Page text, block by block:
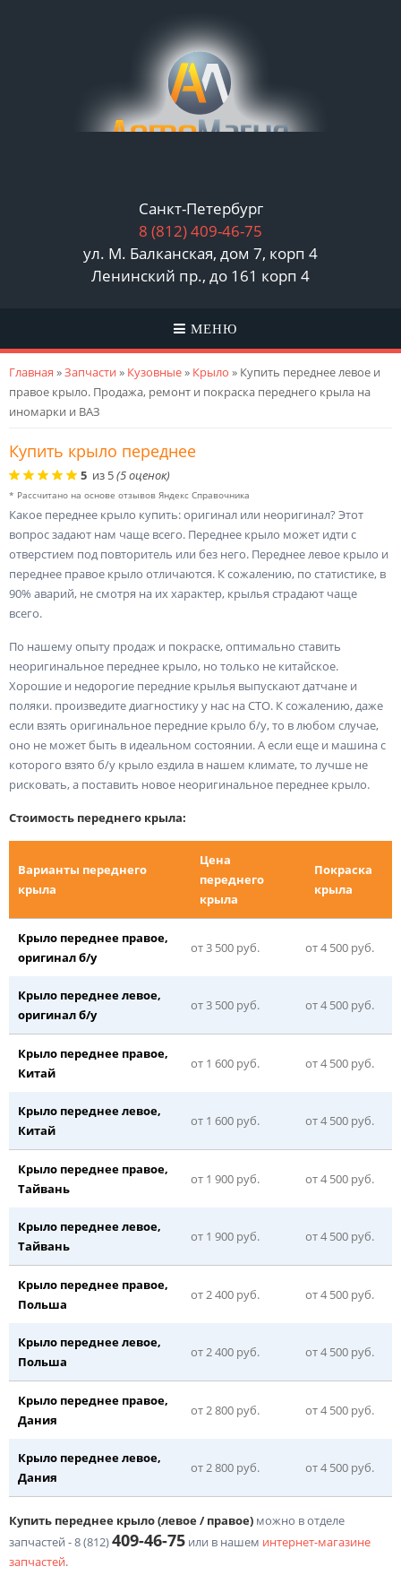
Санкт-Петербург
8 (812)409-46-75
ул. М. Балканская, дом 7, корп 4
Ленинский пр., до 161 корп 4
МЕНЮ
Вы здесь
Главная »Запчасти» Кузовные» Крыло » Купить переднее левое и
правое крыло. Продажа, ремонт и покраска переднего крыла на
иномарки и ВАЗ
Купить крыло переднее
5 из 5(5оценок)
* Рассчитано на основе отзывов Яндекс Справочника
Какое переднее крыло купить: оригинал или неоригинал? Этот
вопрос задают нам чаще всего. Переднее крыло может идти с
отверстием под повторитель или без него. Переднее левое крыло и
переднее правое крыло отличаются. К сожалению, по статистике, в
90% аварий, не смотря на их характер, крылья страдают чаще
всего.
По нашему опыту продаж и покраске, оптимально ставить
неоригинальное переднее крыло, но только не китайское.
Хорошие и недорогие передние крылья выпускают датчане и
поляки. произведите диагностику у нас на СТО. К сожалению, даже
если взять оригинальное передние крыло б/у, то в любом случае,
оно не может быть в идеальном состоянии. А если еще и машина с
которого взято б/у крыло ездила в нашем климате, то лучше не
рисковать, а поставить новое неоригинальное переднее крыло.
Стоимость переднего крыла:
Варианты переднего
крыла
Цена
переднего
крыла
Покраска
крыла
Крыло переднее правое,
оригинал б/у
от 3 500 руб. от 4 500 руб.
Крыло переднее левое,
оригинал б/у
от 3 500 руб. от 4 500 руб.
Крыло переднее правое,
Китай
от 1 600 руб. от 4 500 руб.
Крыло переднее левое,
Китай
от 1 600 руб. от 4 500 руб.
Крыло переднее правое,
Тайвань
от 1 900 руб. от 4 500 руб.
Крыло переднее левое,
Тайвань
от 1 900 руб. от 4 500 руб.
Крыло переднее правое,
Польша
от 2 400 руб. от 4 500 руб.
Крыло переднее левое,
Польша
от 2 400 руб. от 4 500 руб.
Крыло переднее правое,
Дания
от 2 800 руб. от 4 500 руб.
Крыло переднее левое,
Дания
от 2 800 руб. от 4 500 руб.
Купить переднее крыло (левое / правое) можно в отделе
запчастей -8 (812)409-46-75 или в нашем интернет-магазине
запчастей.